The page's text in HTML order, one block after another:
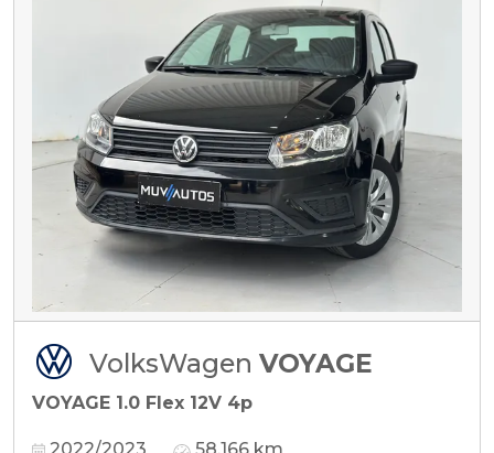
VolksWagen VOYAGE
VOYAGE 1.0 Flex 12V 4p